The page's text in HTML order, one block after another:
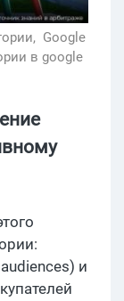
Google
в google
и